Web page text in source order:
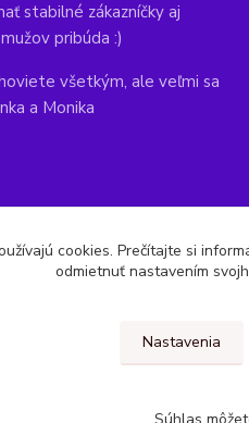
stabilné zákazníčky aj
pribúda :)
všetkým, ale veľmi sa
a Monika
cookies. Prečítajte si
odmietnuť nastavením
Nastavenia